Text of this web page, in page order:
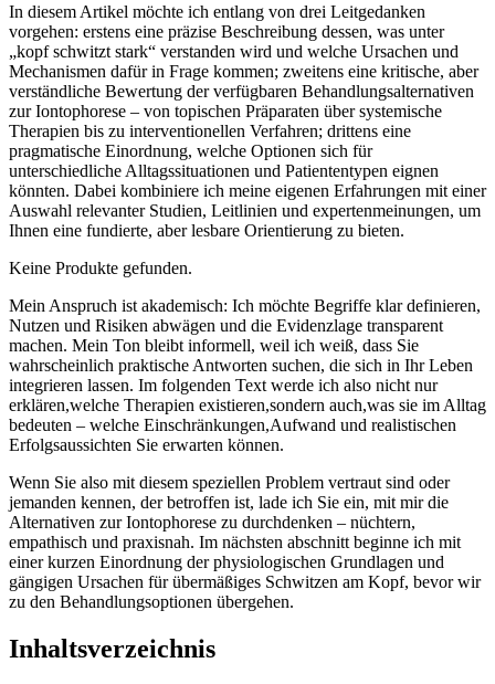
In diesem Artikel möchte ich​ entlang von‌ drei Leitgedanken
vorgehen: erstens ⁣eine präzise Beschreibung dessen, was unter
„kopf schwitzt stark“ verstanden ​wird und welche Ursachen und
Mechanismen dafür in Frage kommen; zweitens eine kritische, aber
verständliche Bewertung der verfügbaren Behandlungsalternativen
zur ⁣Iontophorese – von​ topischen Präparaten über⁢ systemische
Therapien ⁢bis zu interventionellen Verfahren; drittens eine
pragmatische Einordnung, welche Optionen sich für
unterschiedliche ⁤Alltagssituationen und Patiententypen eignen
könnten. Dabei kombiniere ich meine eigenen Erfahrungen mit einer
Auswahl relevanter Studien, Leitlinien und ​expertenmeinungen, um
Ihnen eine fundierte, aber lesbare Orientierung zu bieten.
Keine Produkte gefunden.
Mein Anspruch ist akademisch: Ich möchte Begriffe klar definieren,
Nutzen und Risiken abwägen und die Evidenzlage transparent
machen. Mein Ton⁤ bleibt‌ informell, weil ich weiß, dass Sie
wahrscheinlich praktische Antworten suchen, die sich in Ihr Leben
integrieren lassen. Im folgenden Text werde ich also‌ nicht nur
erklären,welche Therapien ‌existieren,sondern auch,was‌ sie im Alltag
bedeuten – welche Einschränkungen,Aufwand und ‍realistischen‍
Erfolgsaussichten‌ Sie erwarten können.
Wenn Sie also mit diesem speziellen Problem vertraut sind oder
jemanden kennen, der betroffen ist, lade ich Sie ein, mit mir die
Alternativen zur Iontophorese zu durchdenken – nüchtern,
empathisch und praxisnah. Im nächsten abschnitt beginne ich mit
einer kurzen⁤ Einordnung der physiologischen Grundlagen und
gängigen Ursachen für übermäßiges Schwitzen am ‌Kopf, bevor wir
‍zu den Behandlungsoptionen übergehen.
Inhaltsverzeichnis